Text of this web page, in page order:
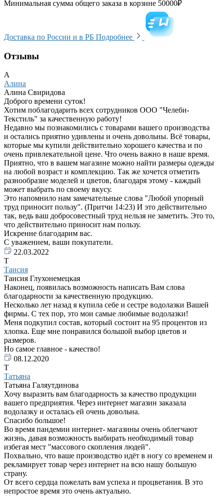
Минимальная сумма общего заказа в корзине 50000₽
Доставка по России и в РБ Подробнее
Отзывы
А
Алина
Алина Свиридова
Доброго времени суток!
Хотим поблагодарить всех сотрудников ООО "Челеби-
Текстиль" за качественную работу!
Недавно мы познакомились с товарами вашего производства
и остались приятно удивлены и очень довольны. Всё товары,
которые мы купили действительно хорошего качества и по
очень привлекательной цене. Что очень важно в наше время.
Приятно, что в вашем магазине можно найти размеры одежды
на любой возраст и комплекцию. Так же хочется отметить
разнообразие моделей и цветов, благодаря этому - каждый
может выбрать по своему вкусу.
Это напомнило нам замечательные слова "Любой упорный
труд приносит пользу". (Притчи 14:23) И это действительно
так, ведь ваш добросовестный труд нельзя не заметить. Это то,
что действительно приносит нам пользу.
Искренне благодарим вас.
С уважением, ваши покупатели.
22.03.2022
Т
Таисия
Таисия Глухонемецкая
Наконец, появилась возможность написать Вам слова
благодарности за качественную продукцию.
Несколько лет назад я купила себе и сестре водолазки Вашей
фирмы. С тех пор, это мои самые любимые водолазки!
Меня подкупил состав, который состоит на 95 процентов из
хлопка. Еще мне понравился большой выбор цветов и
размеров.
Но самое главное - качество!
08.12.2020
Т
Татьяна
Татьяна Галяутдинова
Хочу выразить вам благодарность за качество продукции
вашего предприятия. Через интернет магазин заказала
водолазку и осталась ей очень довольна.
Спасибо большое!
Во время пандемии интернет- магазины очень облегчают
жизнь, давая возможность выбирать необходимый товар
избегая мест "массового скопления людей".
Похвально, что ваше производство идёт в ногу со временем и
рекламирует товар через интернет на всю нашу большую
страну.
От всего сердца пожелать вам успеха и процветания. В это
непростое время это очень актуально.